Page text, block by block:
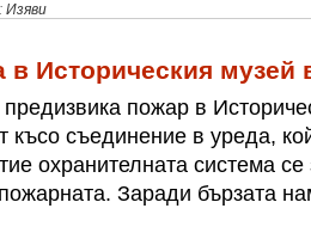
Изяви
Историческия музей
предизвика пожар в
късо съединение в уреда,
охранителната система
Заради бързата